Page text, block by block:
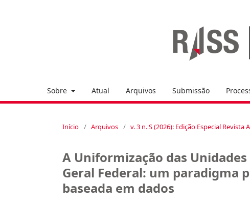
Sobre Atual Arquivos Submissão
Início / Arquivos / v. 3 n. S (2026): Edição Especial
A Uniformização das
Geral Federal: um paradigma
baseada em dados